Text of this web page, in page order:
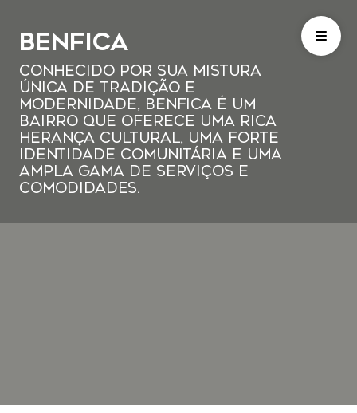
Benfica
Conhecido por sua mistura
única de tradição e
modernidade, Benfica é um
bairro que oferece uma rica
herança cultural, uma forte
identidade comunitária e uma
ampla gama de serviços e
comodidades.